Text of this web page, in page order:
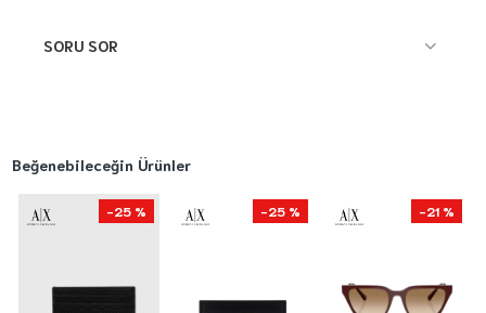
SORU SOR
Beğenebileceğin Ürünler
-25 % -25 % -21 %